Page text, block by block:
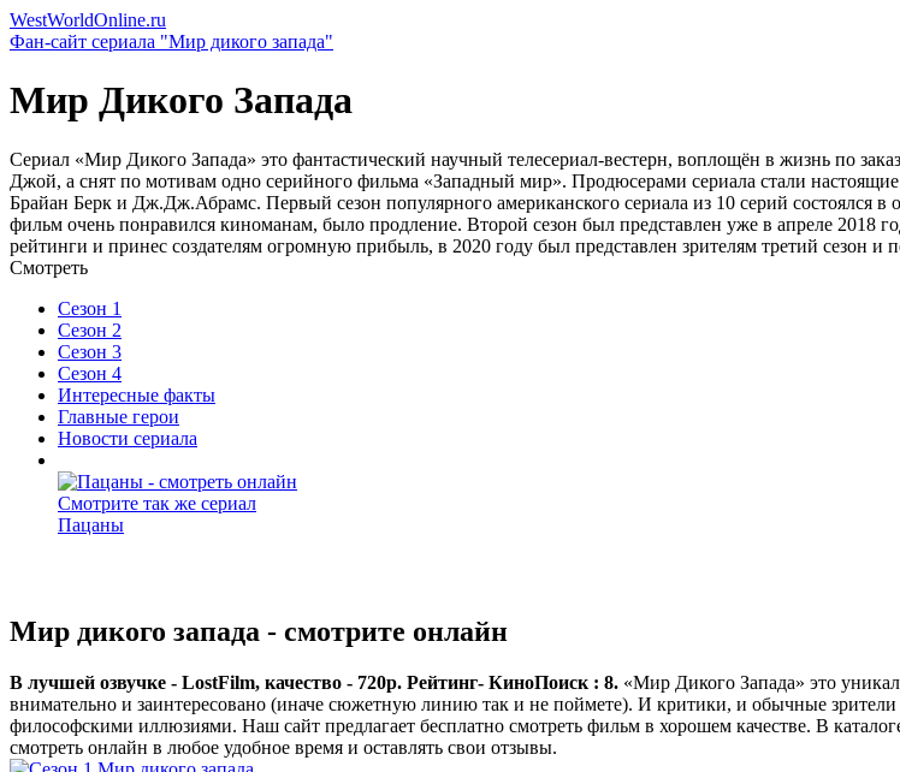
WestWorldOnline.ru
Фан-сайт сериала "Мир дикого запада"
Мир Дикого Запада
Сериал «Мир Дикого Запада» это фантастический научный телесериал-вестерн, воплощён в жизнь по
Джой, а снят по мотивам одно серийного фильма «Западный мир». Продюсерами сериала стали
Брайан Берк и Дж.Дж.Абрамс. Первый сезон популярного американского сериала из 10 серий состоялся
фильм очень понравился киноманам, было продление. Второй сезон был представлен уже в апреле 2018
рейтинги и принес создателям огромную прибыль, в 2020 году был представлен зрителям третий сезон и
Смотреть
Сезон 1
Сезон 2
Сезон 3
Сезон 4
Интересные факты
Главные герои
Новости сериала
Смотрите так же сериал
Пацаны
Мир дикого запада - смотрите онлайн
В лучшей озвучке - LostFilm, качество - 720p. Рейтинг- КиноПоиск : 8. «Мир Дикого Запада» это
внимательно и заинтересовано (иначе сюжетную линию так и не поймете). И критики, и обычные
философскими иллюзиями. Наш сайт предлагает бесплатно смотреть фильм в хорошем качестве. В
смотреть онлайн в любое удобное время и оставлять свои отзывы.